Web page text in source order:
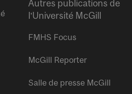
Autres publications de
l’Université McGill
FMHS Focus
McGill Reporter
Salle de presse McGill